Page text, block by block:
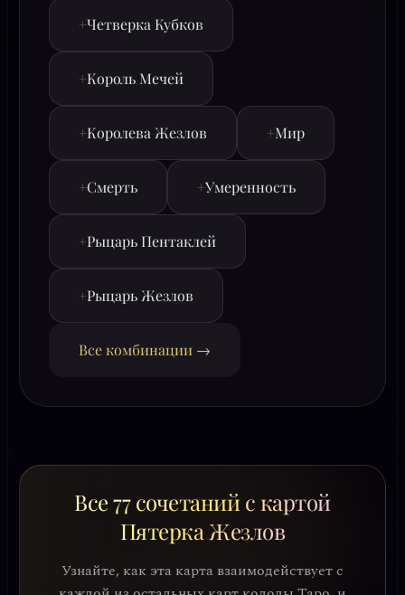
+Четверка Кубков
+Король Мечей
+Королева Жезлов +Мир
+Смерть +Умеренность
+Рыцарь Пентаклей
+Рыцарь Жезлов
Все комбинации →
Все 77 сочетаний с картой
Пятерка Жезлов
Узнайте, как эта карта взаимодействует с